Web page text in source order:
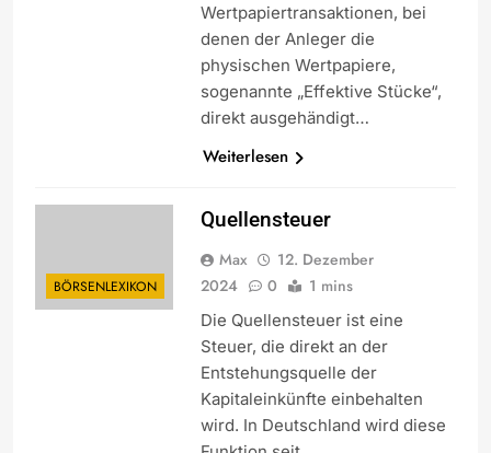
Wertpapiertransaktionen, bei
denen der Anleger die
physischen Wertpapiere,
sogenannte „Effektive Stücke“,
direkt ausgehändigt…
Weiterlesen
BÖRSENLEXIKON
Quellensteuer
Max
12. Dezember
2024
0 1 mins
Die Quellensteuer ist eine
Steuer, die direkt an der
Entstehungsquelle der
Kapitaleinkünfte einbehalten
wird. In Deutschland wird diese